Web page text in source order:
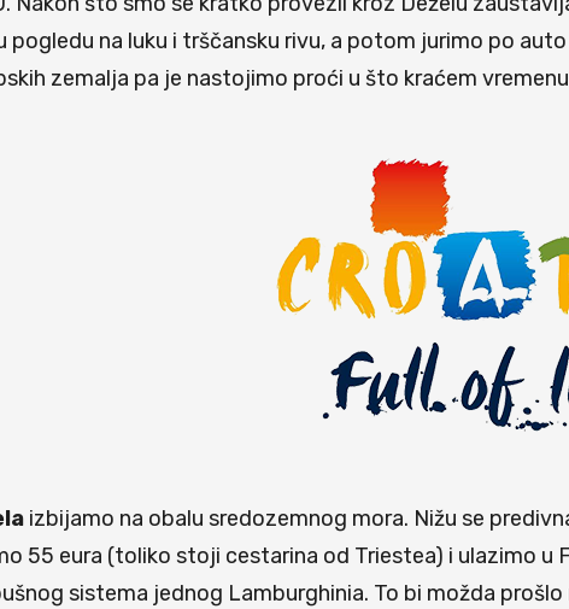
pogledu na luku i trščansku rivu, a potom jurimo po
zemalja pa je nastojimo proći u što kraćem
izbijamo na obalu sredozemnog mora. Nižu se
55 eura (toliko stoji cestarina od Triestea) i ulazimo u
sistema jednog Lamburghinia. To bi možda